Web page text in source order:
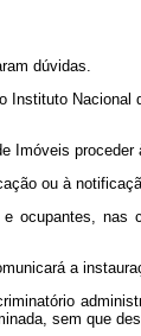
dúvidas.
Imóveis
ou à
e ocupantes,
a
sem que